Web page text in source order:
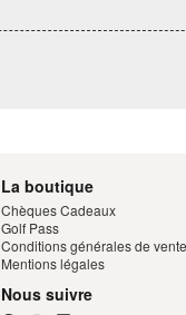
La boutique
Chèques Cadeaux
Golf Pass
Conditions générales de vente
Mentions légales
Nous suivre